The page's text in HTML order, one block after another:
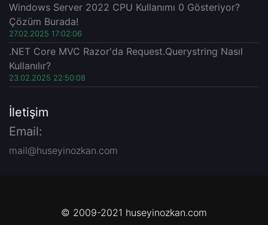
Windows Server 2022 CPU Kullanımı 0 Gösteriyor?
Çözüm Burada!
27.02.2025 17:02:06
.NET Core MVC Razor'da Request.Querystring Nasıl
Kullanılır?
23.02.2025 22:50:08
İletişim
Email:
mail@huseyinozkan.com
© 2009-2021 huseyinozkan.com